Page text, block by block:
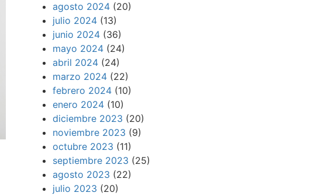
agosto 2024 (20)
julio 2024 (13)
junio 2024 (36)
mayo 2024 (24)
abril 2024 (24)
marzo 2024 (22)
febrero 2024 (10)
enero 2024 (10)
diciembre 2023 (20)
noviembre 2023 (9)
octubre 2023 (11)
septiembre 2023 (25)
agosto 2023 (22)
julio 2023 (20)